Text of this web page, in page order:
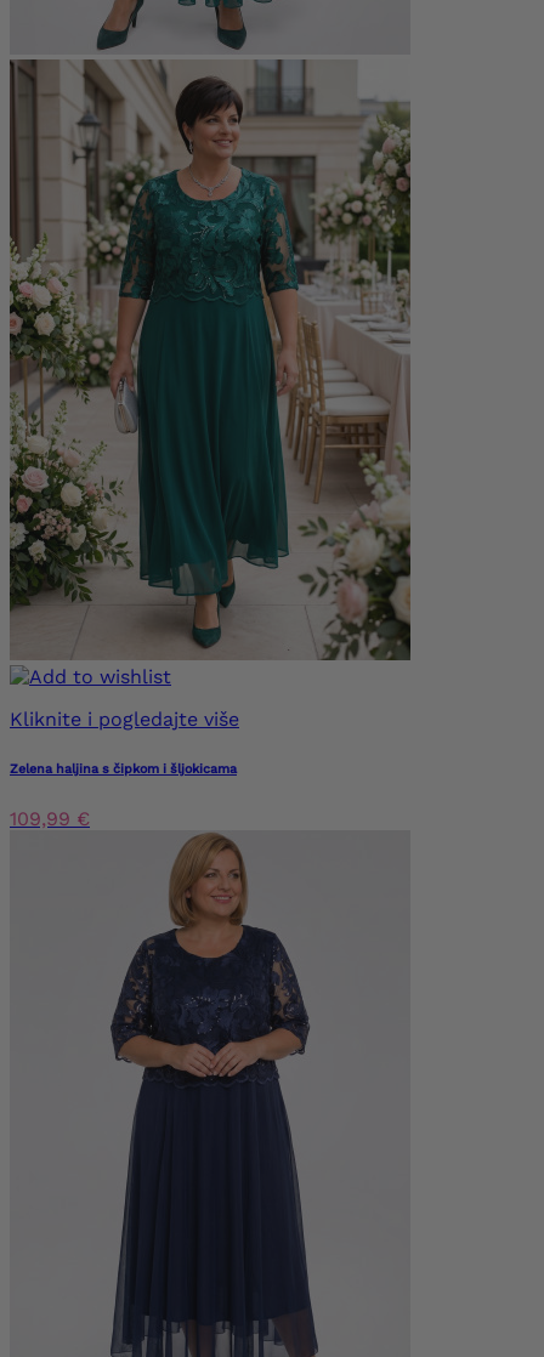
Kliknite i pogledajte više
Zelena haljina s čipkom i šljokicama
109,99 €